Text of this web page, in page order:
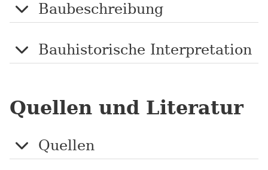
Baubeschreibung
Bauhistorische Interpretation
Quellen und Literatur
Quellen